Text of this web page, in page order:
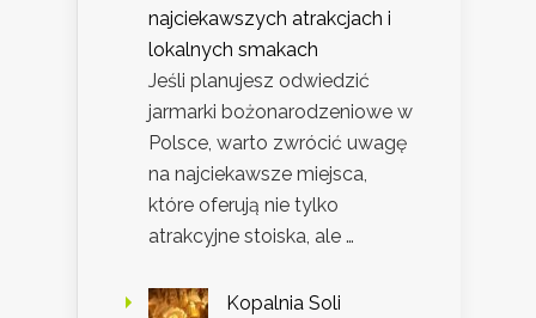
najciekawszych atrakcjach i
lokalnych smakach
Jeśli planujesz odwiedzić
jarmarki bożonarodzeniowe w
Polsce, warto zwrócić uwagę
na najciekawsze miejsca,
które oferują nie tylko
atrakcyjne stoiska, ale …
Kopalnia Soli